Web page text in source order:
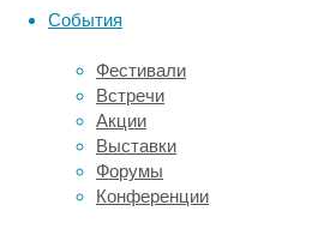
События
Фестивали
Встречи
Акции
Выставки
Форумы
Конференции
машинного
с
точностью
около
84%.
Это
позволило